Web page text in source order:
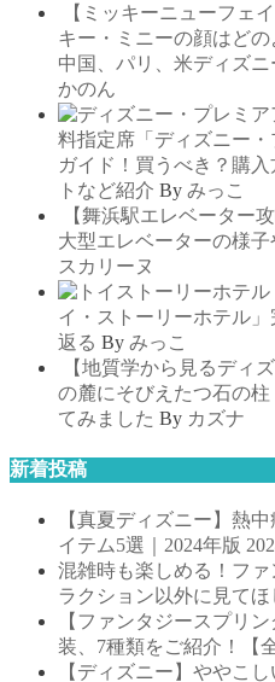
【ミッキーニューフェ
キー・ミニーの顔はどの
中国、パリ、米ディズ
かのん
料指定席「ディズニー
ガイド！買うべき？購
トなど紹介 By みっこ
【舞浜駅エレベーター
大型エレベーターの様子
スカリーヌ
イ・ストーリーホテル
返る By みっこ
【地質学から見るディ
の麓にそびえたつ石の
てみました By カズナ
新着投稿
【真夏ディズニー】熱
イテム5選｜2024年版
混雑時も楽しめる！フ
ラクション以外に見て
【ファンタジースプリ
装、7種類をご紹介！【
【ディズニー】ややこ